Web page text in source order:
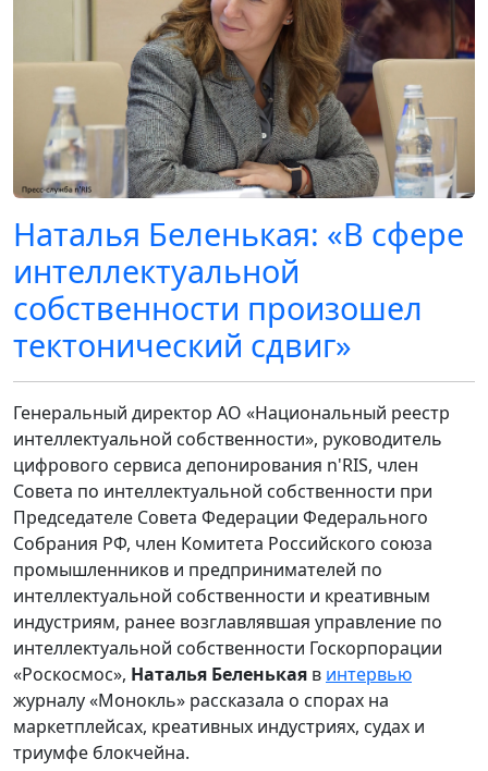
Наталья Беленькая: «В сфере
интеллектуальной
собственности произошел
тектонический сдвиг»
Генеральный директор АО «Национальный реестр
интеллектуальной собственности», руководитель
цифрового сервиса депонирования n'RIS, член
Совета по интеллектуальной собственности при
Председателе Совета Федерации Федерального
Собрания РФ, член Комитета Российского союза
промышленников и предпринимателей по
интеллектуальной собственности и креативным
индустриям, ранее возглавлявшая управление по
интеллектуальной собственности Госкорпорации
«Роскосмос», Наталья Беленькая в интервью
журналу «Монокль» рассказала о спорах на
маркетплейсах, креативных индустриях, судах и
триумфе блокчейна.